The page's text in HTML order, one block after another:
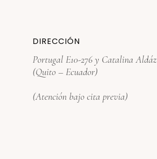
DIRECCIÓN
Portugal E10-276 y Catalina Aldáz
(Quito – Ecuador)
(Atención bajo cita previa)